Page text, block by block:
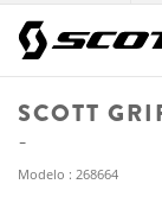
SCOTT
Modelo : 268664